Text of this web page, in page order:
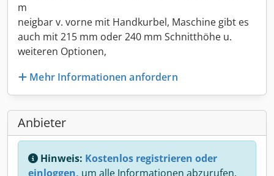
m
neigbar v. vorne mit Handkurbel, Maschine gibt es
auch mit 215 mm oder 240 mm Schnitthöhe u.
weiteren Optionen,
Mehr Informationen anfordern
Anbieter
Hinweis: Kostenlos registrieren oder
einloggen, um alle Informationen abzurufen.